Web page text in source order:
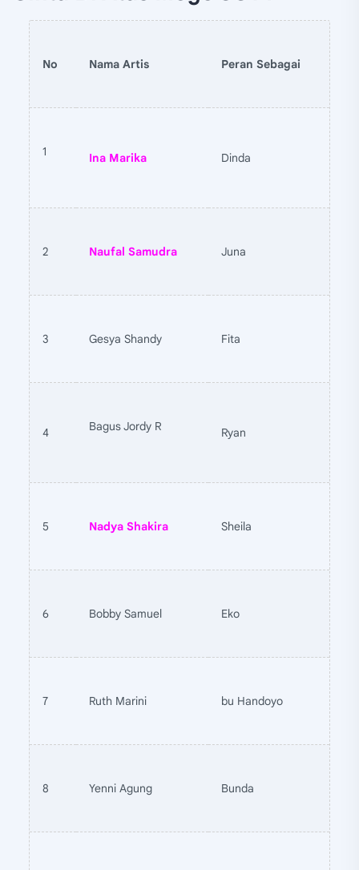
No Nama Artis Peran Sebagai
1 Ina Marika Dinda
2 Naufal Samudra Juna
3 Gesya Shandy Fita
4 Bagus Jordy R Ryan
5 Nadya Shakira Sheila
6 Bobby Samuel Eko
7 Ruth Marini bu Handoyo
8 Yenni Agung Bunda